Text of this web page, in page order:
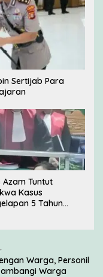
Sertijab Para
Azam Tuntut
Kasus
5 Tahun
Warga, Personil
Warga